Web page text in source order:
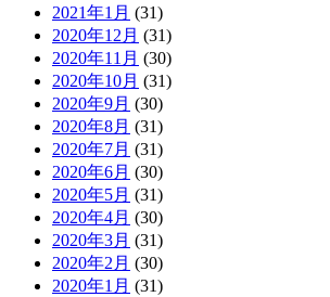
2021年1月 (31)
2020年12月 (31)
2020年11月 (30)
2020年10月 (31)
2020年9月 (30)
2020年8月 (31)
2020年7月 (31)
2020年6月 (30)
2020年5月 (31)
2020年4月 (30)
2020年3月 (31)
2020年2月 (30)
2020年1月 (31)